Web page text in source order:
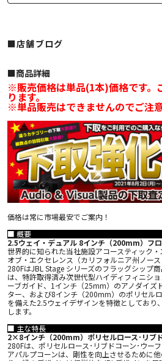
■店舗ブログ
■︎商品詳細
※販売価格は単品(1本)価格です。
ります。
※単品販売はできませんのでご注意
価格は常に市場最安でご案内！
■ 概要
2.5ウェイ・デュアル 8インチ（200mm）フ
世界的に知られた当社施設アコースティック
オブ・エクセレンス（カリフォルニア州ノー
280FはJBL Stage シリーズのフラッグシップ
は、特許取得済み次世代型ハイディフィニシ
ーブガイド、1インチ（25mm）のアノダイズ
ター、および8インチ（200mm）のポリセル
を備えた2.5ウェイデザインを特徴としており
します。
■ 主な特長
2×8インチ（200mm）ポリセルロース･リブ
280Fは、ポリセルロース･リブドコーン･ウー
アパルプコーンは、剛性を向上させるために